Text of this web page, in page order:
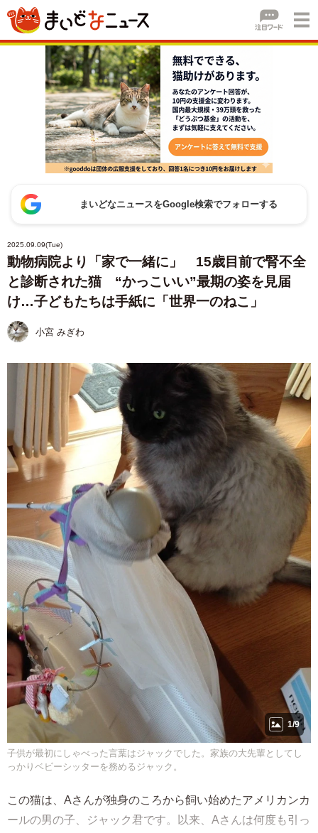
まいどなニュースをGoogle検索でフォローする
2025.09.09(Tue)
動物病院より「家で一緒に」 15歳目前で腎不全
と診断された猫 “かっこいい”最期の姿を見届
け…子どもたちは手紙に「世界一のねこ」
小宮 みぎわ
1/9
子供が最初にしゃべった言葉はジャックでした。家族の大先輩としてし
っかりベビーシッターを務めるジャック。
この猫は、Aさんが独身のころから飼い始めたアメリカンカ
ールの男の子、ジャック君です。以来、Aさんは何度も引っ